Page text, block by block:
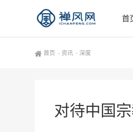
首
首页 - 资讯 -深度
对待中国